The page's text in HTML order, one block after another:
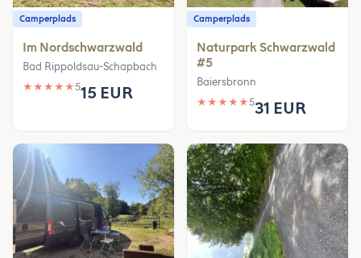
Camperplads
Im Nordschwarzwald
Bad Rippoldsau-Schapbach
★ ★ ★ ★ ★515 EUR
Camperplads
Naturpark Schwarzwald
#5
Baiersbronn
★ ★ ★ ★ ★531 EUR